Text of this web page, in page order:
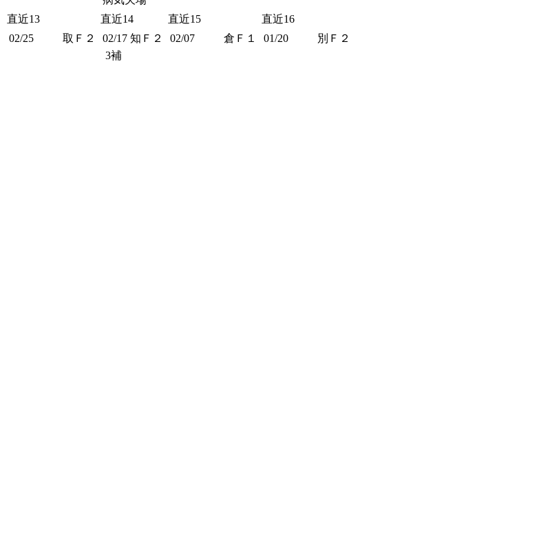
直近13 直近14 直近15
直近16
02/25 取Ｆ２ 02/17 知Ｆ２
3補
02/07 倉Ｆ１ 01/20 別Ｆ２